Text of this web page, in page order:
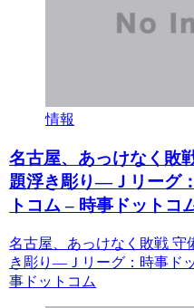
情報
名古屋、あっけなく敗
題浮き彫り―Ｊリーグ
トコム – 時事ドットコ
名古屋、あっけなく敗戦 守
き彫り―Ｊリーグ：時事ド
事ドットコム